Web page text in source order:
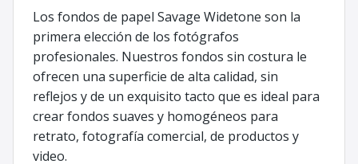
Los fondos de papel Savage Widetone son la
primera elección de los fotógrafos
profesionales. Nuestros fondos sin costura le
ofrecen una superficie de alta calidad, sin
reflejos y de un exquisito tacto que es ideal para
crear fondos suaves y homogéneos para
retrato, fotografía comercial, de productos y
video.